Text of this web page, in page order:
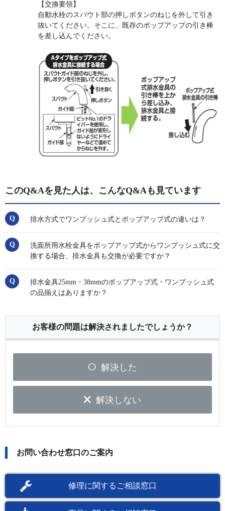
【交換要領】
自動水栓のスパウト部の押しボタンのねじを外して引き
抜いてください。そこに、既存のポップアップの引き棒
を差し込んでください。
このQ&Aを見た人は、こんなQ&Aも見ています
排水方式でワンプッシュ式とポップアップ式の違いは？
洗面所用水栓金具をポップアップ式からワンプッシュ式に交
換する場合、排水金具も交換が必要ですか？
排水金具25mm・38mmのポップアップ式・ワンプッシュ式
の品揃えはありますか？
お客様の問題は解決されましたでしょうか？
解決した
解決しない
お問い合わせ窓口のご案内
修理に関するご相談窓口